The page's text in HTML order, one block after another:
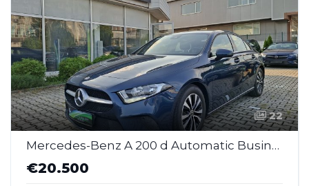
22
Mercedes-Benz A 200 d Automatic Business ( SAJ044 )
€20.500